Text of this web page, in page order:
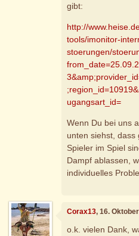
gibt:
http://
tools/imonitor-
stoerungen/
ugangsart_id=
Wenn Du bei uns
unten siehst,
Spieler im Spiel
Dampf ablassen,
individuelles
Corax13, 16.
o.k. vielen Dank,